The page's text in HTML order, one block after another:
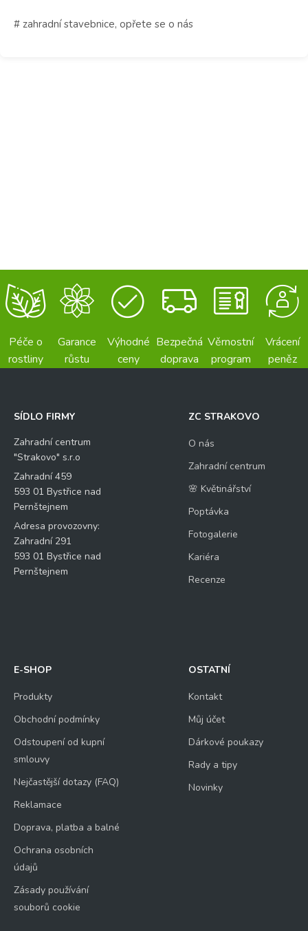
# zahradní stavebnice, opřete se o nás
Péče o
rostliny
Garance
růstu
Výhodné
ceny
Bezpečná
doprava
Věrnostní
program
Vrácení
peněz
SÍDLO FIRMY
Zahradní centrum
"Strakovo" s.r.o
Zahradní 459
593 01 Bystřice nad
Pernštejnem
Adresa provozovny:
Zahradní 291
593 01 Bystřice nad
Pernštejnem
ZC STRAKOVO
O nás
Zahradní centrum
🌸 Květinářství
Poptávka
Fotogalerie
Kariéra
Recenze
E-SHOP
Produkty
Obchodní podmínky
Odstoupení od kupní
smlouvy
Nejčastější dotazy (FAQ)
Reklamace
Doprava, platba a balné
Ochrana osobních
údajů
Zásady používání
souborů cookie
OSTATNÍ
Kontakt
Můj účet
Dárkové poukazy
Rady a tipy
Novinky